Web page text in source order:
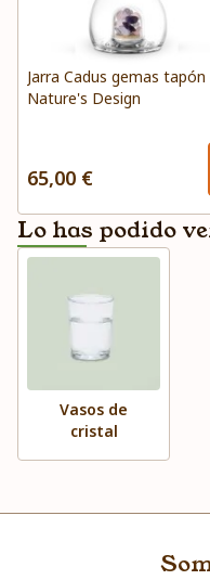
Jarra Cadus gemas
Nature's Design
65,00 €
Lo has podido
Vasos de
cristal